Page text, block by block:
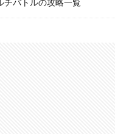
チバトルの攻略一覧